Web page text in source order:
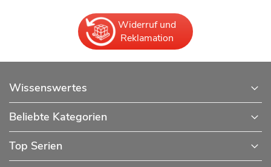
Widerruf und
Reklamation
Wissenswertes
Beliebte Kategorien
Top Serien